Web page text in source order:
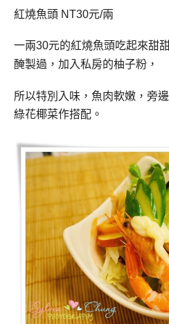
紅燒魚頭 NT30元/兩
一兩30元的紅燒魚頭吃起來甜
醃製過， 加入私房的柚子粉，
所以特別入味， 魚肉軟嫩， 旁
綠花椰菜作搭配。